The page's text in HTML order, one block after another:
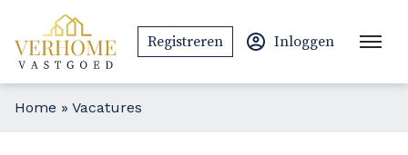
Registreren Inloggen
Home » Vacatures